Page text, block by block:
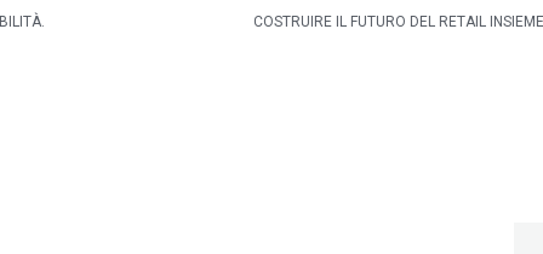
COSTRUIRE IL FUTURO DEL RETAIL